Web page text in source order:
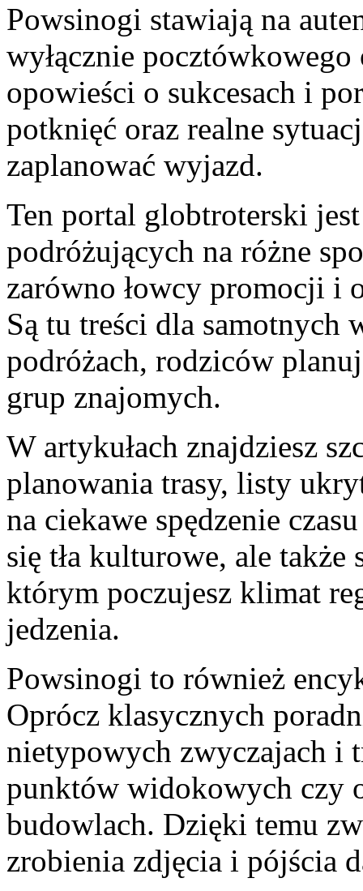
Powsinogi stawiają na
wyłącznie
opowieści o sukcesach i
potknięć oraz realne
zaplanować wyjazd.
Ten portal globtroterski
podróżujących na różne
zarówno łowcy promocji i
Są tu treści dla samotnych
podróżach, rodziców
grup znajomych.
W artykułach znajdziesz
planowania trasy, listy
na ciekawe spędzenie
się tła kulturowe, ale
którym poczujesz klimat
jedzenia.
Powsinogi to również
Oprócz klasycznych
nietypowych zwyczajach i
punktów widokowych czy
budowlach. Dzięki temu
zrobienia zdjęcia i pójścia